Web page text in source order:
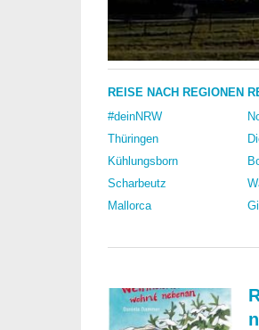
REISE NACH REGIONEN
#deinNRW
Thüringen
Kühlungsborn
Scharbeutz
Mallorca